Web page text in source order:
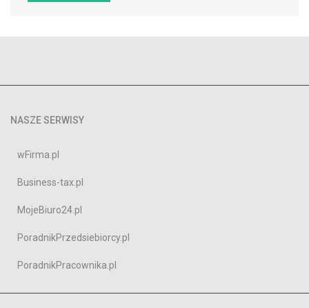
NASZE SERWISY
wFirma.pl
Business-tax.pl
MojeBiuro24.pl
PoradnikPrzedsiebiorcy.pl
PoradnikPracownika.pl